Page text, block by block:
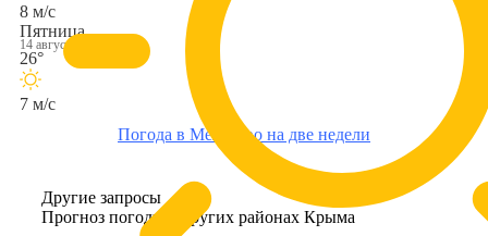
8 м/с
Пятница
14 августа
26°
7 м/с
Погода в Мелехово на две недели
Другие запросы
Прогноз погоды в других районах Крыма